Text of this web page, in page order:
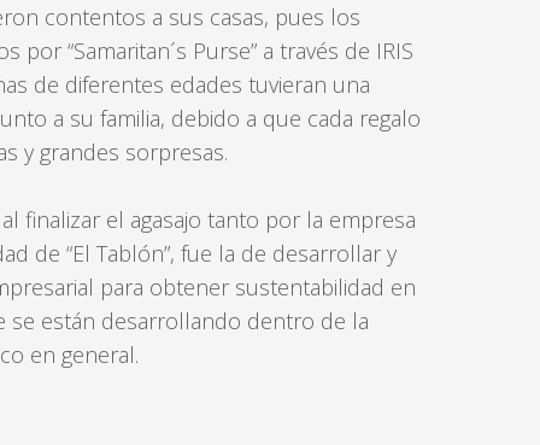
contentos a sus casas, pues los
por “Samaritan´s Purse” a través de IRIS
de diferentes edades tuvieran una
a su familia, debido a que cada regalo
y grandes sorpresas.
finalizar el agasajo tanto por la empresa
de “El Tablón”, fue la de desarrollar y
para obtener sustentabilidad en
se están desarrollando dentro de la
en general.